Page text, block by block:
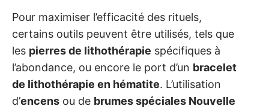
Pour maximiser l’efficacité des rituels,
certains outils peuvent être utilisés, tels que
les pierres de lithothérapie spécifiques à
l’abondance, ou encore le port d’un bracelet
de lithothérapie en hématite. L’utilisation
d’encens ou de brumes spéciales Nouvelle